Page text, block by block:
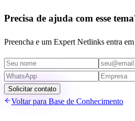
Precisa de ajuda com esse
Preencha e um Expert Netlinks entra
Solicitar contato
Voltar para Base de Conhecimento